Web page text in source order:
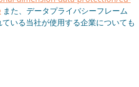
また、データプライバシーフレーム
いる当社が使用する企業についても